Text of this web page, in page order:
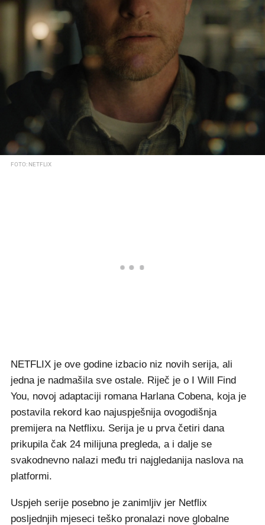
FOTO: NETFLIX
NETFLIX je ove godine izbacio niz novih serija, ali
jedna je nadmašila sve ostale. Riječ je o I Will Find
You, novoj adaptaciji romana Harlana Cobena, koja je
postavila rekord kao najuspješnija ovogodišnja
premijera na Netflixu. Serija je u prva četiri dana
prikupila čak 24 milijuna pregleda, a i dalje se
svakodnevno nalazi među tri najgledanija naslova na
platformi.
Uspjeh serije posebno je zanimljiv jer Netflix
posljednjih mjeseci teško pronalazi nove globalne